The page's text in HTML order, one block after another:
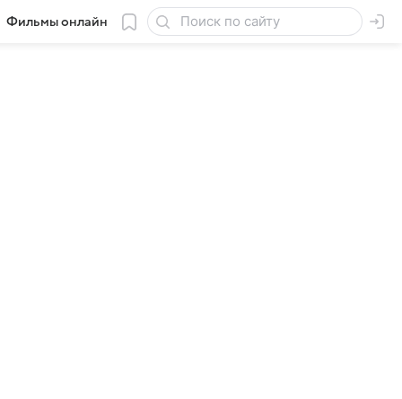
Фильмы онлайн